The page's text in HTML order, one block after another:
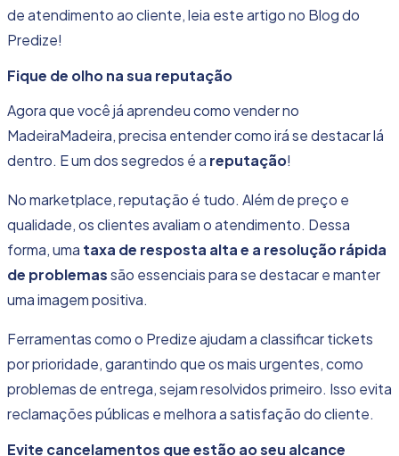
de atendimento ao cliente,leia este artigo no Blog do
Predize!
Fique de olho na sua reputação
Agora que você já aprendeu como vender no
MadeiraMadeira, precisa entender como irá se destacar lá
dentro. E um dos segredos é a reputação!
No marketplace, reputação é tudo. Além de preço e
qualidade, os clientes avaliam o atendimento. Dessa
forma, uma taxa de resposta alta e a resolução rápida
de problemassão essenciais para se destacar e manter
uma imagem positiva.
Ferramentas como o Predize ajudam a classificar tickets
por prioridade, garantindo que os mais urgentes, como
problemas de entrega, sejam resolvidos primeiro. Isso evita
reclamações públicas e melhora a satisfação do cliente.
Evite cancelamentos que estão ao seu alcance